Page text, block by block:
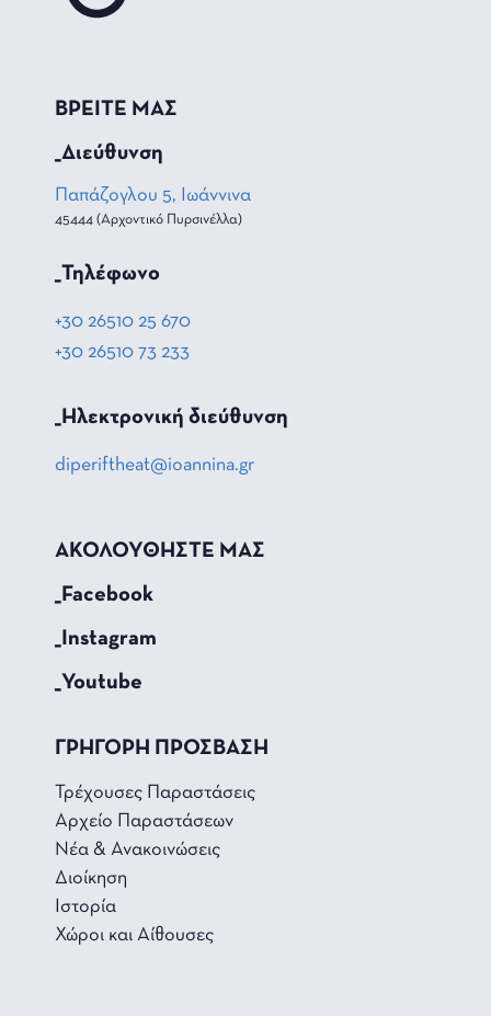
ΒΡΕΙΤΕ ΜΑΣ
_Διεύθυνση
Παπάζογλου 5, Ιωάννινα
45444 (Αρχοντικό Πυρσινέλλα)
_Τηλέφωνο
+30 26510 25 670
+30 26510 73 233
_Hλεκτρονική διεύθυνση
diperiftheat@ioannina.gr
ΑΚΟΛΟΥΘΗΣΤΕ ΜΑΣ
_Facebook
_Instagram
_Youtube
ΓΡΗΓΟΡΗ ΠΡΟΣΒΑΣΗ
Τρέχουσες Παραστάσεις
Αρχείο Παραστάσεων
Νέα & Ανακοινώσεις
Διοίκηση
Ιστορία
Χώροι και Αίθουσες